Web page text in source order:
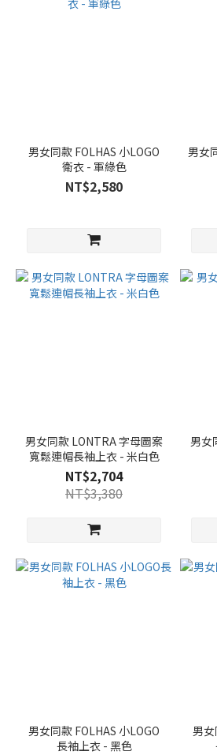
男女同款 FOLHAS 小LOGO
衛衣 - 軍綠色
NT$2,580
男女
男女同款 LONTRA 字母圖案
寬鬆連帽長袖上衣 - 米白色
NT$2,704
NT$3,380
男女
男女同款 FOLHAS 小LOGO
長袖上衣 - 黑色
男女